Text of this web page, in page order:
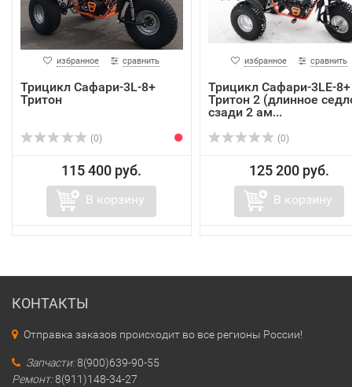
избранное сравнить
Трицикл Сафари-3L-8+
Тритон
(0)
115 400 руб.
В корзину
избранное сравнить
Трицикл Сафари-3LЕ-8+
Тритон 2 (длинное
сзади 2 ам...
(0)
125 200 руб.
В корзину
КОНТАКТЫ
Отправка заказов происходит во все регионы России!
Запчасти:8(900)639-90-55
Ремонт:8(911)148-34-27